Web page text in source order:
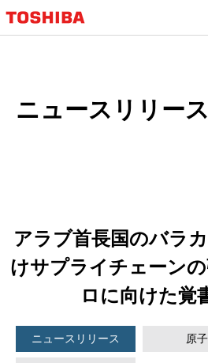
ン
プ
ニュースリリース
アラブ首長国のバラ
けサプライチェーン
ロに向けた覚
ニュースリリース 原